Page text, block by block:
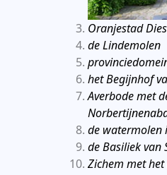
Oranjestad
de Lindemolen
het Begijnhof
Averbode met
de watermolen
de Basiliek van
Zichem met